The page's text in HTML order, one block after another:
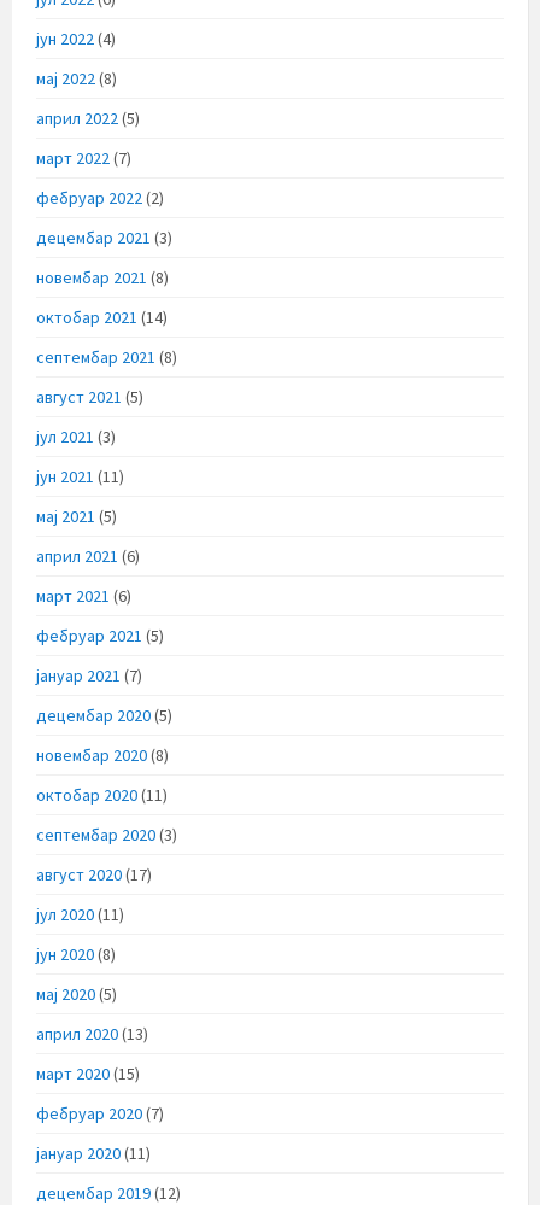
јун 2022(4)
мај 2022(8)
април 2022(5)
март 2022(7)
фебруар 2022(2)
децембар 2021 (3)
новембар 2021 (8)
октобар 2021 (14)
септембар 2021 (8)
август 2021 (5)
јул 2021 (3)
јун 2021 (11)
мај 2021 (5)
април 2021 (6)
март 2021 (6)
фебруар 2021 (5)
јануар 2021 (7)
децембар 2020(5)
новембар 2020(8)
октобар 2020(11)
септембар 2020(3)
август 2020(17)
јул 2020(11)
јун 2020(8)
мај 2020(5)
април 2020(13)
март 2020(15)
фебруар 2020(7)
јануар 2020(11)
децембар 2019(12)